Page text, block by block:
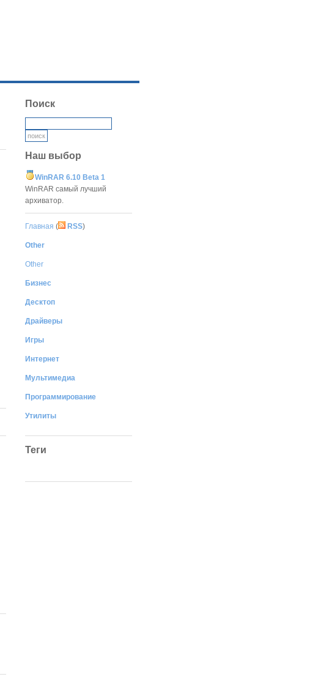
Поиск
Наш выбор
WinRAR 6.10 Beta 1
WinRAR самый лучший
архиватор.
Главная ( RSS)
Other
Other
Бизнес
Десктоп
Драйверы
Игры
Интернет
Мультимедиа
Программирование
Утилиты
Теги